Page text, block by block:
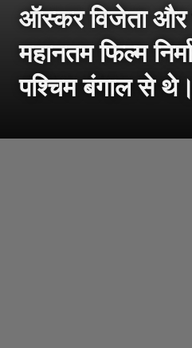
ऑस्कर विजेता और
महानतम फिल्म
पश्चिम बंगाल से थे।